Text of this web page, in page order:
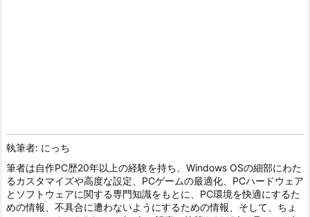
執筆者: にっち
筆者は自作PC歴20年以上の経験を持ち、Windows OSの細部にわた
るカスタマイズや高度な設定、PCゲームの最適化、PCハードウェア
とソフトウェアに関する専門知識をもとに、PC環境を快適にするた
めの情報、不具合に遭わないようにするための情報、そして、ちょ